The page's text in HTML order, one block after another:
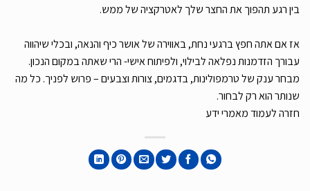
בין רגע תהפוך את החצר שלך לאטרקציה של ממש.
אז אם אתה חפץ ברגעי נחת, באווירה של אושר כיף והנאה, ובכלי שיהווה
עבורך הזדמנות נפלאה לבילוי, ולפיתוח אישי- הרי שאתה במקום הנכון.
מבחר ענק של טרמפולינות, בדגמים, צורות וצבעים – פרוש לפניך. כל מה
שנותר הוא רק לבחור.
חזרה לעמוד מאמרי ידע